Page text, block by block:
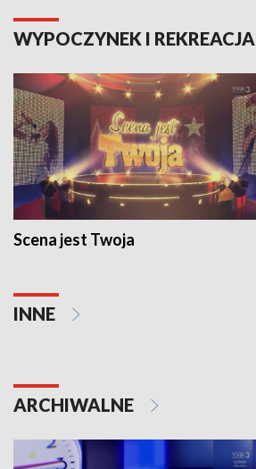
WYPOCZYNEK I REKREACJA
Scena jest Twoja
INNE
ARCHIWALNE